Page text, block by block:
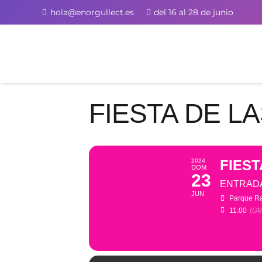
hola@enorgullect.es del 16 al 28 de junio
FIESTA DE
2024
DOM
23
JUN
Parque
11:00